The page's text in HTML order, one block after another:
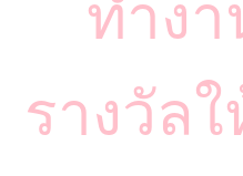
ทำง
รางวัล